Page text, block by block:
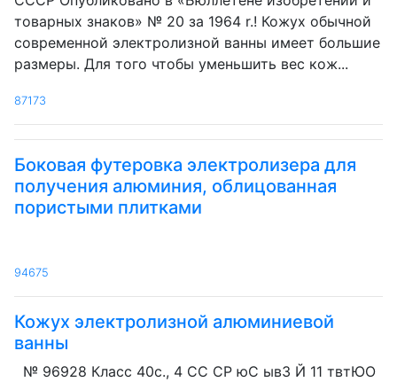
товарных знаков» № 20 за 1964 r.! Кожух обычной
современной электролизной ванны имеет большие
размеры. Для того чтобы уменьшить вес кож...
87173
Боковая футеровка электролизера для
получения алюминия, облицованная
пористыми плитками
94675
Кожух электролизной алюминиевой
ванны
№ 96928 Класс 40с., 4 СС СР юС ывЗ Й 11 твтЮО